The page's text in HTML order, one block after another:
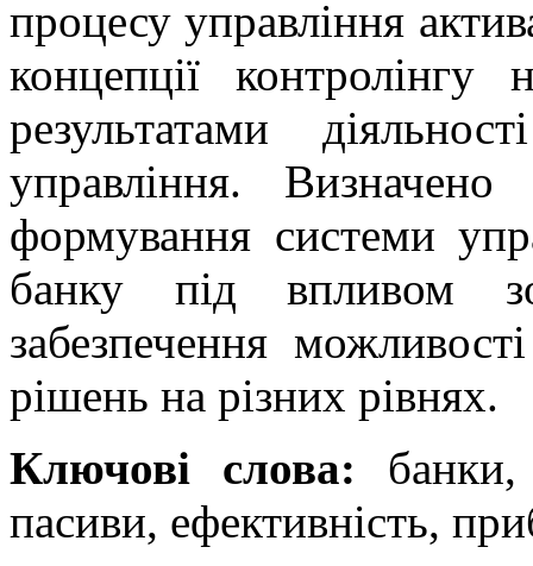
процесу управління
концепції контролінгу
результатами
управління. Визначено
формування системи
банку під впливом
забезпечення
рішень на різних рівнях.
Ключові слова: банки,
пасиви, ефективність,